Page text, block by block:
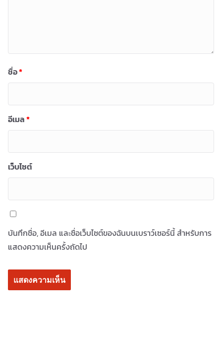
ชื่อ*
อีเมล*
เว็บไซต์
บันทึกชื่อ, อีเมล และชื่อเว็บไซต์ของฉันบนเบราว์เซอร์นี้ สำหรับการ
แสดงความเห็นครั้งถัดไป